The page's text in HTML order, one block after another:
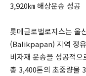
3,920㎞ 해상운송 성공
롯데글로벌로지스는 울
(Balikpapan) 지역 정유
비자재 운송을 성공적
총 3,400톤의 초중량물